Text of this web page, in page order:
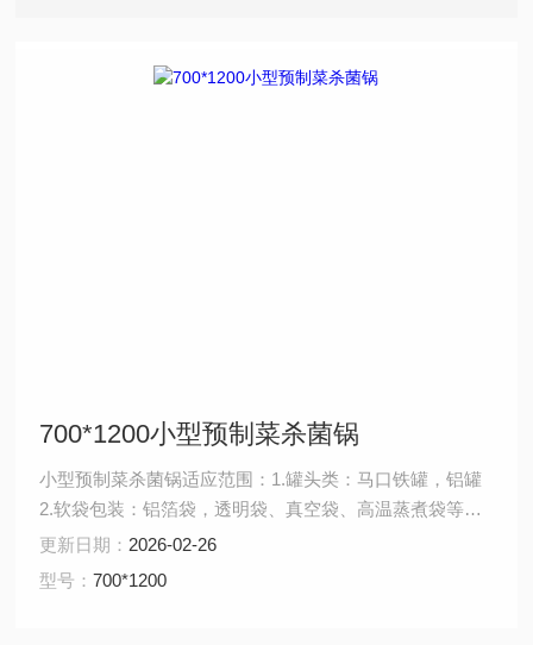
700*1200小型预制菜杀菌锅
小型预制菜杀菌锅适应范围：1.罐头类：马口铁罐，铝罐
2.软袋包装：铝箔袋，透明袋、真空袋、高温蒸煮袋等。
设计原理：锅炉蒸汽预热上罐处理水，供应下罐加热食品
热源。 1.升温：上罐热水快速充满下槽、杀菌物初温快速
更新日期： 2026-02-26
型号：700*1200